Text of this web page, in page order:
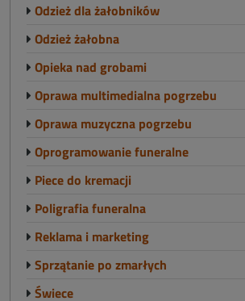
Odzież dla żałobników
Odzież żałobna
Opieka nad grobami
Oprawa multimedialna pogrzebu
Oprawa muzyczna pogrzebu
Oprogramowanie funeralne
Piece do kremacji
Poligrafia funeralna
Reklama i marketing
Sprzątanie po zmarłych
Świece